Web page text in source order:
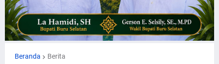
Beranda Berita